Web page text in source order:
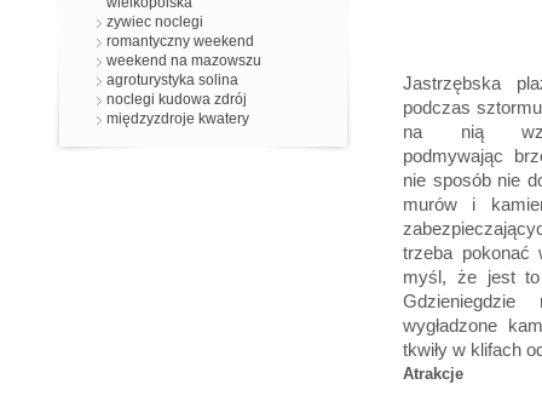
zywiec noclegi
romantyczny weekend
weekend na mazowszu
agroturystyka solina
noclegi kudowa zdrój
międzyzdroje kwatery
Jastrzębska
podczas
na nią
podmywając
nie sposób nie
murów i
trzeba pokonać
myśl, że jest to
wygładzone
tkwiły w klifach
Atrakcje